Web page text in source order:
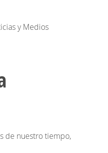
y Medios
de nuestro tiempo,